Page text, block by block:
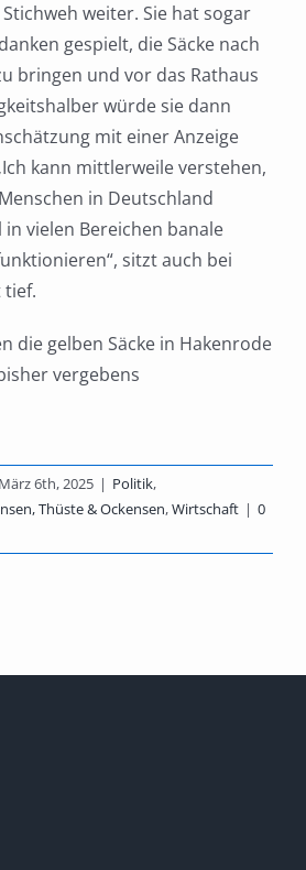
weiter. Sie hat sogar
gespielt, die Säcke nach
bringen und vor das Rathaus
würde sie dann
mit einer Anzeige
kann mittlerweile verstehen,
in Deutschland
vielen Bereichen banale
sitzt auch bei
tief.
die gelben Säcke in Hakenrode
vergebens
März 6th, 2025 | Politik,
Thüste & Ockensen,Wirtschaft | 0